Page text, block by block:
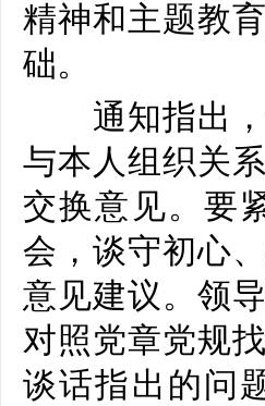
精神和主题教
础。
通知指出，
与本人组织关
交换意见。要
会，谈守初心
意见建议。领
对照党章党规
谈话指出的问